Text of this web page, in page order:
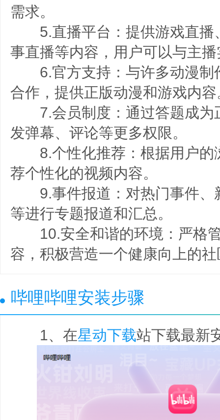
需求。
5.直播平台：提供游戏直播
事直播等内容，用户可以与主
6.官方支持：与许多动漫制
合作，提供正版动漫和游戏内容
7.会员制度：通过答题成为
发弹幕、评论等更多权限。
8.个性化推荐：根据用户的
荐个性化的视频内容。
9.事件报道：对热门事件、
等进行专题报道和汇总。
10.安全和谐的环境：严格
容，积极营造一个健康向上的
哔哩哔哩安装步骤
1、在星动下载站下载最新